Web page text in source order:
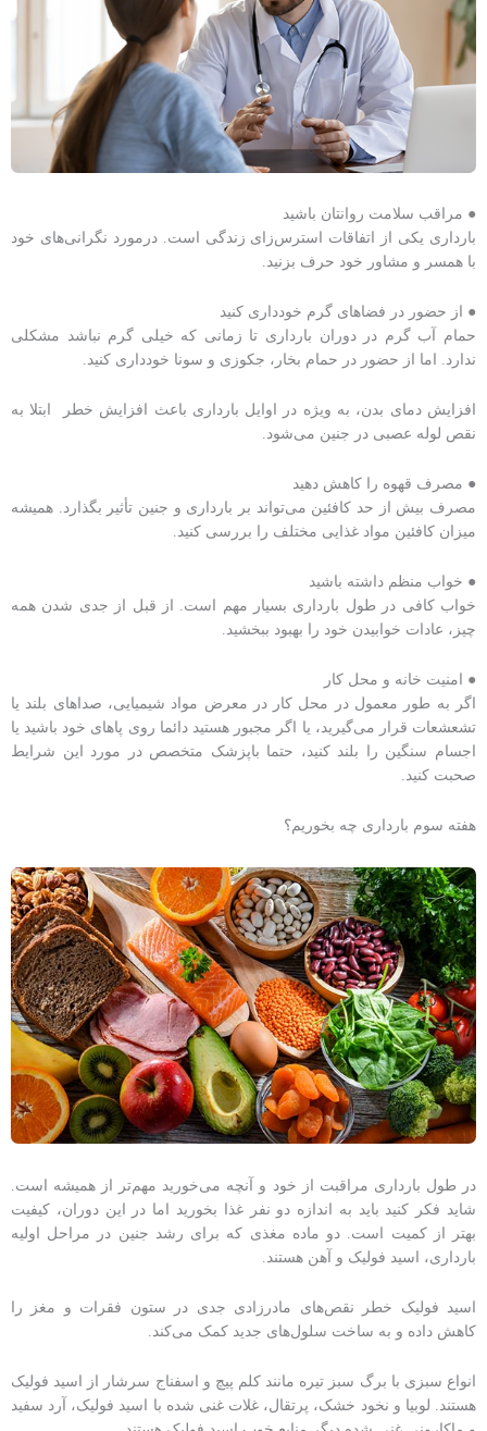
● مراقب سلامت روانتان باشید
بارداری یکی از اتفاقات استرس‌زای زندگی است. درمورد نگرانی‌های خود
با همسر و مشاور خود حرف بزنید.
● از حضور در فضاهای گرم خودداری کنید
حمام آب گرم در دوران بارداری تا زمانی که خیلی گرم نباشد مشکلی
ندارد. اما از حضور در حمام بخار، جکوزی و سونا خودداری کنید.
افزایش دمای بدن، به ویژه در اوایل بارداری باعث افزایش خطر ابتلا به
نقص لوله عصبی در جنین می‌شود.
● مصرف قهوه را کاهش دهید
مصرف بیش از حد کافئین می‌تواند بر بارداری و جنین تأثیر بگذارد. همیشه
میزان کافئین مواد غذایی مختلف را بررسی کنید.
● خواب منظم داشته باشید
خواب کافی در طول بارداری بسیار مهم است. از قبل از جدی شدن همه
چیز، عادات خوابیدن خود را بهبود ببخشید.
● امنیت خانه و محل کار
اگر به طور معمول در محل کار در معرض مواد شیمیایی، صداهای بلند یا
تشعشعات قرار می‌گیرید، یا اگر مجبور هستید دائما روی پاهای خود باشید یا
اجسام سنگین را بلند کنید، حتما باپزشک متخصص در مورد این شرایط
صحبت کنید.
هفته سوم بارداری چه بخوریم؟
در طول بارداری مراقبت از خود و آنچه می‌خورید مهم‌تر از همیشه است.
شاید فکر کنید باید به اندازه دو نفر غذا بخورید اما در این دوران، کیفیت
بهتر از کمیت است. دو ماده مغذی که برای رشد جنین در مراحل اولیه
بارداری، اسید فولیک و آهن هستند.
اسید فولیک خطر نقص‌های مادرزادی جدی در ستون فقرات و مغز را
کاهش داده و به ساخت سلول‌های جدید کمک می‌کند.
انواع سبزی با برگ سبز تیره مانند کلم پیچ و اسفناج سرشار از اسید فولیک
هستند. لوبیا و نخود خشک، پرتقال، غلات غنی شده با اسید فولیک، آرد سفید